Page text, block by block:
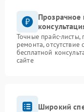
Прозрачное
Точные прайс-листы,
ремонта,
бесплатной
сайте
Широкий